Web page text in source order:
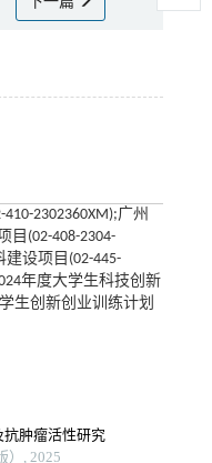
2302360XM);广州
目(02-408-2304-
建设项目(02-445-
年度大学生科技创新
生创新创业训练计划